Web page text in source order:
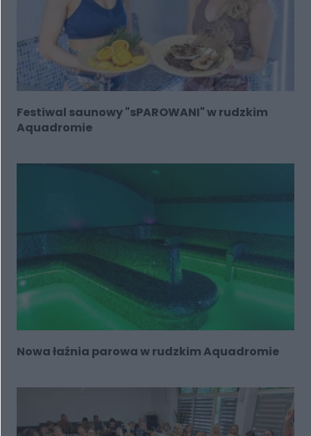
Festiwal saunowy "sPAROWANI" w rudzkim
Aquadromie
Nowa łaźnia parowa w rudzkim Aquadromie